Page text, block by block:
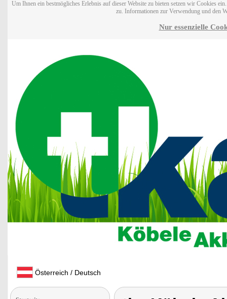
Um Ihnen ein bestmögliches Erlebnis auf dieser Website zu bieten setzen wir Cookies
zu. Informationen zur Verwendung und den
Nur essenzielle
Österreich / Deutsch